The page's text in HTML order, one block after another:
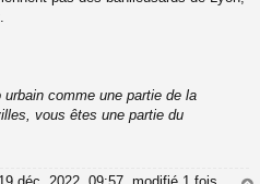
comme une partie de la
vous êtes une partie du